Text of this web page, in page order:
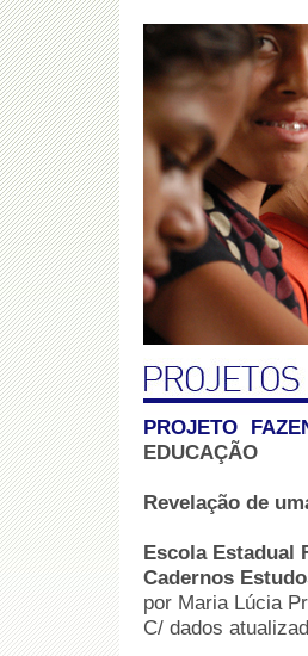
PROJETO
EDUCAÇÃO
Revelação de
Escola Estadual
Cadernos
por Maria Lúcia
C/ dados